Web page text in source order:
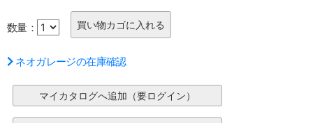
数量：
ネオガレージの在庫確認